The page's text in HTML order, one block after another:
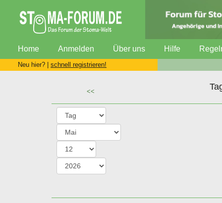
Home Anmelden Über uns Hilfe
Neu hier? | schnell registrieren!
<<